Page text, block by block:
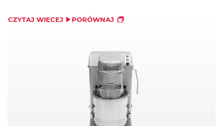
CZYTAJ WIĘCEJ PORÓWNAJ